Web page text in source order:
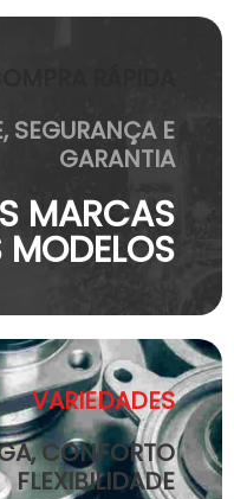
SEGURANÇA E
GARANTIA
MARCAS
MODELOS
VARIEDADES
CONFORTO
FLEXIBILIDADE